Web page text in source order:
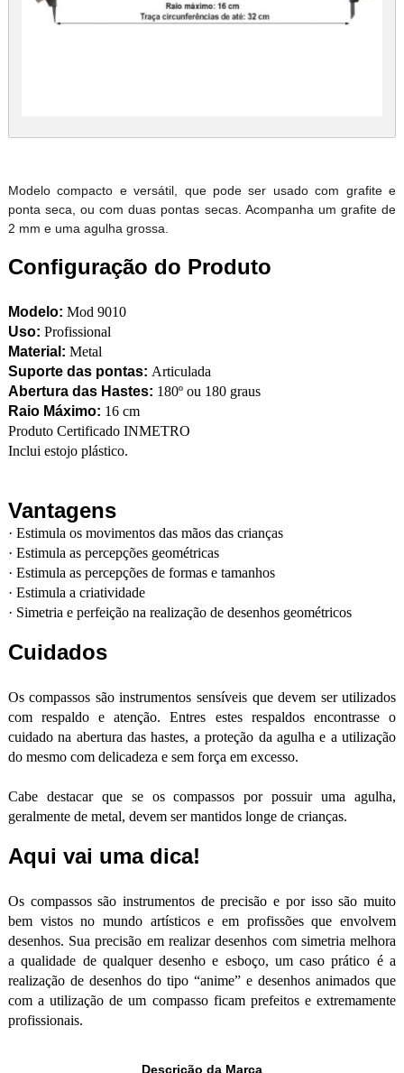
Modelo compacto e versátil, que pode ser usado com grafite e
ponta seca, ou com duas pontas secas. Acompanha um grafite de
2 mm e uma agulha grossa.
Configuração do Produto
Modelo: Mod 9010
Uso: Profissional
Material: Metal
Suporte das pontas: Articulada
Abertura das Hastes: 180º ou 180 graus
Raio Máximo: 16 cm
Produto Certificado INMETRO
Inclui estojo plástico.
Vantagens
· Estimula os movimentos das mãos das crianças
· Estimula as percepções geométricas
· Estimula as percepções de formas e tamanhos
· Estimula a criatividade
· Simetria e perfeição na realização de desenhos geométricos
Cuidados
Os compassos são instrumentos sensíveis que devem ser utilizados
com respaldo e atenção. Entres estes respaldos encontrasse o
cuidado na abertura das hastes, a proteção da agulha e a utilização
do mesmo com delicadeza e sem força em excesso.
Cabe destacar que se os compassos por possuir uma agulha,
geralmente de metal, devem ser mantidos longe de crianças.
Aqui vai uma dica!
Os compassos são instrumentos de precisão e por isso são muito
bem vistos no mundo artísticos e em profissões que envolvem
desenhos. Sua precisão em realizar desenhos com simetria melhora
a qualidade de qualquer desenho e esboço, um caso prático é a
realização de desenhos do tipo “anime” e desenhos animados que
com a utilização de um compasso ficam prefeitos e extremamente
profissionais.
Descrição da Marca